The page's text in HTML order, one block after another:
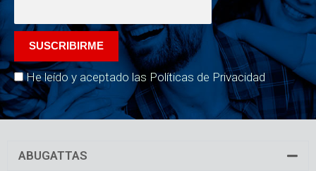
He leído y aceptado las Políticas de Privacidad
ABUGATTAS